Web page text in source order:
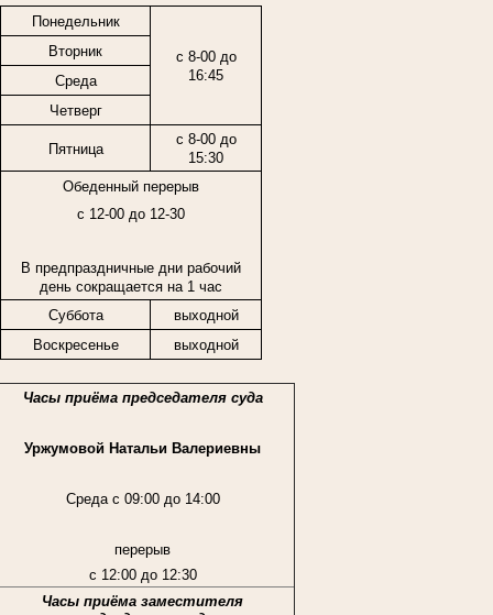
Понедельник
с 8-00 до
16:45
Вторник
Среда
Четверг
Пятница
с 8-00 до
15:30
Обеденный перерыв
с 12-00 до 12-30
В предпраздничные дни рабочий
день сокращается на 1 час
Суббота
выходной
Воскресенье
выходной
Часы приёма председателя суда
Уржумовой Натальи Валериевны
Среда с 09:00 до 14:00
перерыв
с 12:00 до 12:30
Часы приёма заместителя